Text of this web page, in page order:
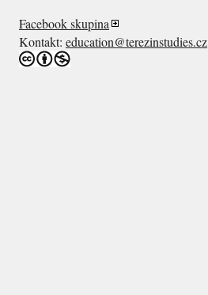
Facebook skupina
Kontakt: education@terezinstudies.cz